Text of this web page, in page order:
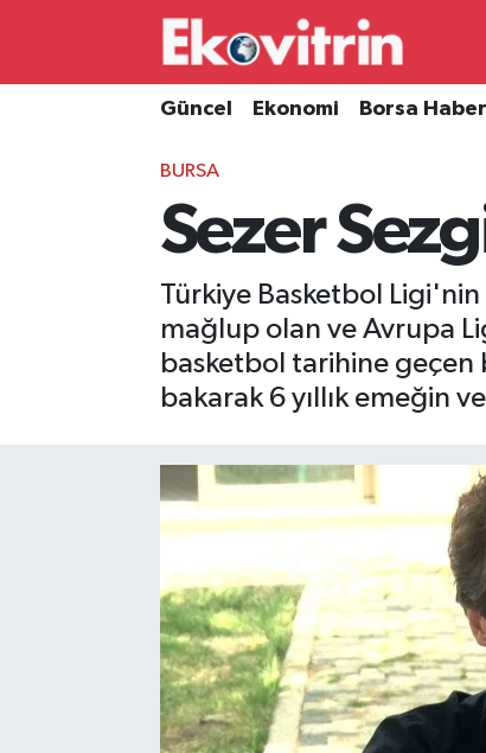
Güncel Ekonomi Borsa
BURSA
Sezer
Türkiye Basketbol Ligi'nin
mağlup olan ve Avrupa
basketbol tarihine geçen
bakarak 6 yıllık emeğin
Güncel
Borsa Haberleri
Gayrimenkul
Hava Durumu
Süper Lig Puan Durumu ve Fikstür
Son Dakika Haberleri
Haber Arşivi